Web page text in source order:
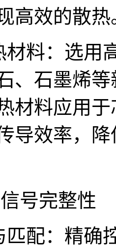
高效的散热
材料：选用
、石墨烯
材料应用
导效率，
号完整性
匹配：精确